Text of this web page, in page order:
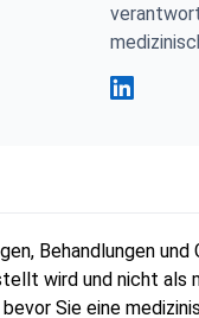
Behandlungen
wird und nicht
Sie eine